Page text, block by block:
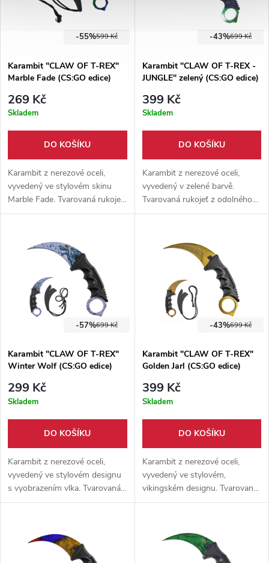
599 Kč
-55%
Karambit "CLAW OF T-REX"
Marble Fade (CS:GO edice)
269 Kč
Skladem
DO KOŠÍKU
Karambit z nerezové oceli,
vyvedený ve stylovém skinu
Marble Fade. Tvarovaná rukojeť
z odolného plastu. Součástí
699 Kč
-43%
Karambit "CLAW OF T-REX -
JUNGLE" zelený (CS:GO edice)
399 Kč
Skladem
DO KOŠÍKU
Karambit z nerezové oceli,
vyvedený v zelené barvě.
Tvarovaná rukojeť z odolného
plastu. Součástí karambitu je
699 Kč
-57%
Karambit "CLAW OF T-REX"
Winter Wolf (CS:GO edice)
299 Kč
Skladem
DO KOŠÍKU
Karambit z nerezové oceli,
vyvedený ve stylovém designu
s vyobrazením vlka. Tvarovaná
rukojeť z odolného plastu.
699 Kč
-43%
Karambit "CLAW OF T-REX"
Golden Jarl (CS:GO edice)
399 Kč
Skladem
DO KOŠÍKU
Karambit z nerezové oceli,
vyvedený ve stylovém,
vikingském designu. Tvarovaná
rukojeť z odolného plastu.